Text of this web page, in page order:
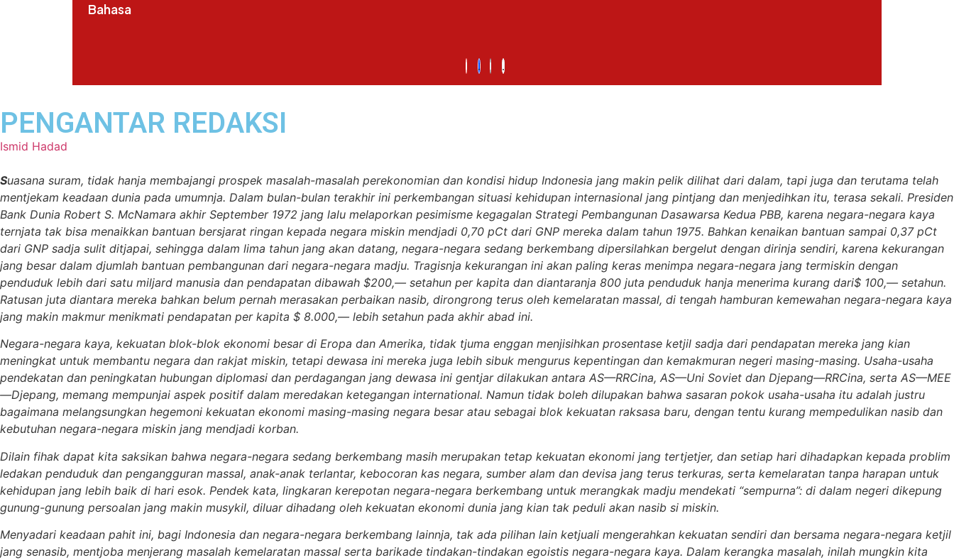
Bahasa
PENGANTAR REDAKSI
Ismid Hadad
Suasana suram, tidak hanja membajangi prospek masalah-masalah perekonomian dan kondisi hidup Indonesia jang makin pelik dilihat dari dalam, tapi juga dan terutama telah
mentjekam keadaan dunia pada umumnja. Dalam bulan-bulan terakhir ini perkembangan situasi kehidupan internasional jang pintjang dan menjedihkan itu, terasa sekali. Presiden
Bank Dunia Robert S. McNamara akhir September 1972 jang lalu melaporkan pesimisme kegagalan Strategi Pembangunan Dasawarsa Kedua PBB, karena negara-negara kaya
ternjata tak bisa menaikkan bantuan bersjarat ringan kepada negara miskin mendjadi 0,70 pCt dari GNP mereka dalam tahun 1975. Bahkan kenaikan bantuan sampai 0,37 pCt
dari GNP sadja sulit ditjapai, sehingga dalam lima tahun jang akan datang, negara-negara sedang berkembang dipersilahkan bergelut dengan dirinja sendiri, karena kekurangan
jang besar dalam djumlah bantuan pembangunan dari negara-negara madju. Tragisnja kekurangan ini akan paling keras menimpa negara-negara jang termiskin dengan
penduduk lebih dari satu miljard manusia dan pendapatan dibawah $200,— setahun per kapita dan diantaranja 800 juta penduduk hanja menerima kurang dari$ 100,— setahun.
Ratusan juta diantara mereka bahkan belum pernah merasakan perbaikan nasib, dirongrong terus oleh kemelaratan massal, di tengah hamburan kemewahan negara-negara kaya
jang makin makmur menikmati pendapatan per kapita $ 8.000,— lebih setahun pada akhir abad ini.
Negara-negara kaya, kekuatan blok-blok ekonomi besar di Eropa dan Amerika, tidak tjuma enggan menjisihkan prosentase ketjil sadja dari pendapatan mereka jang kian
meningkat untuk membantu negara dan rakjat miskin, tetapi dewasa ini mereka juga lebih sibuk mengurus kepentingan dan kemakmuran negeri masing-masing. Usaha-usaha
pendekatan dan peningkatan hubungan diplomasi dan perdagangan jang dewasa ini gentjar dilakukan antara AS—RRCina, AS—Uni Soviet dan Djepang—RRCina, serta AS—MEE
—Djepang, memang mempunjai aspek positif dalam meredakan ketegangan international. Namun tidak boleh dilupakan bahwa sasaran pokok usaha-usaha itu adalah justru
bagaimana melangsungkan hegemoni kekuatan ekonomi masing-masing negara besar atau sebagai blok kekuatan raksasa baru, dengan tentu kurang mempedulikan nasib dan
kebutuhan negara-negara miskin jang mendjadi korban.
Dilain fihak dapat kita saksikan bahwa negara-negara sedang berkembang masih merupakan tetap kekuatan ekonomi jang tertjetjer, dan setiap hari dihadapkan kepada problim
ledakan penduduk dan pengangguran massal, anak-anak terlantar, kebocoran kas negara, sumber alam dan devisa jang terus terkuras, serta kemelaratan tanpa harapan untuk
kehidupan jang lebih baik di hari esok. Pendek kata, lingkaran kerepotan negara-negara berkembang untuk merangkak madju mendekati “sempurna”: di dalam negeri dikepung
gunung-gunung persoalan jang makin musykil, diluar dihadang oleh kekuatan ekonomi dunia jang kian tak peduli akan nasib si miskin.
Menyadari keadaan pahit ini, bagi Indonesia dan negara-negara berkembang lainnja, tak ada pilihan lain ketjuali mengerahkan kekuatan sendiri dan bersama negara-negara ketjil
jang senasib, mentjoba menjerang masalah kemelaratan massal serta barikade tindakan-tindakan egoistis negara-negara kaya. Dalam kerangka masalah, inilah mungkin kita